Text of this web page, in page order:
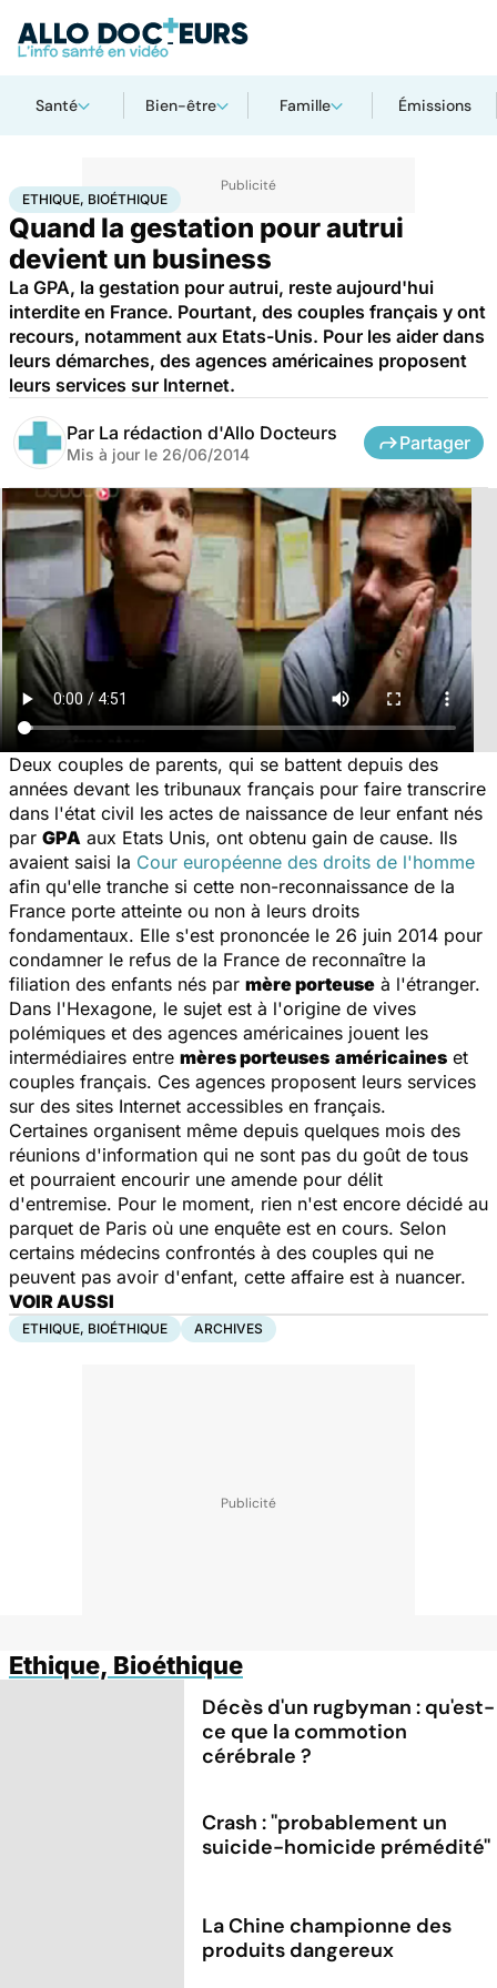
Santé Bien-être Famille Émissions
AccueilSantéEthique, Bioéthique
ETHIQUE, BIOÉTHIQUE
Quand la gestation pour autrui
devient un business
La GPA, la gestation pour autrui, reste aujourd'hui
interdite en France. Pourtant, des couples français y ont
recours, notamment aux Etats-Unis. Pour les aider dans
leurs démarches, des agences américaines proposent
leurs services sur Internet.
Par La rédaction d'Allo Docteurs
Mis à jour le 26/06/2014
Partager
Deux couples de parents, qui se battent depuis des
années devant les tribunaux français pour faire transcrire
dans l'état civil les actes de naissance de leur enfant nés
par GPA aux Etats Unis, ont obtenu gain de cause. Ils
avaient saisi la Cour européenne des droits de l'homme
afin qu'elle tranche si cette non-reconnaissance de la
France porte atteinte ou non à leurs droits
fondamentaux. Elle s'est prononcée le 26 juin 2014 pour
condamner le refus de la France de reconnaître la
filiation des enfants nés par mère porteuse à l'étranger.
Dans l'Hexagone, le sujet est à l'origine de vives
polémiques et des agences américaines jouent les
intermédiaires entre mères porteuses américaines et
couples français. Ces agences proposent leurs services
sur des sites Internet accessibles en français.
Certaines organisent même depuis quelques mois des
réunions d'information qui ne sont pas du goût de tous
et pourraient encourir une amende pour délit
d'entremise. Pour le moment, rien n'est encore décidé au
parquet de Paris où une enquête est en cours. Selon
certains médecins confrontés à des couples qui ne
peuvent pas avoir d'enfant, cette affaire est à nuancer.
VOIR AUSSI
ETHIQUE, BIOÉTHIQUE ARCHIVES
Ethique, Bioéthique
Décès d'un rugbyman : qu'est-
ce que la commotion
cérébrale ?
Crash : ''probablement un
suicide-homicide prémédité''
La Chine championne des
produits dangereux